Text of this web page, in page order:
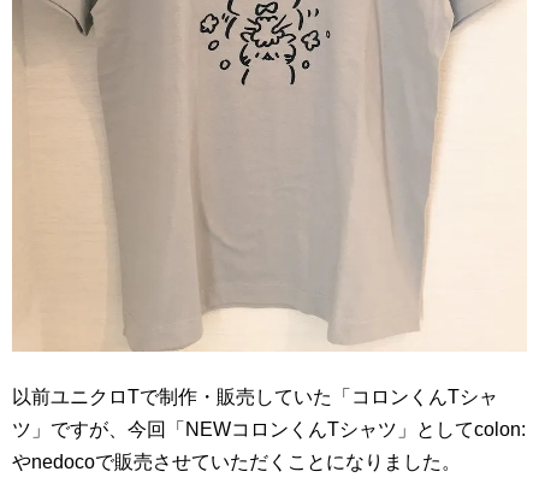
以前ユニクロTで制作・販売していた「コロンくんTシャ
ツ」ですが、今回「NEWコロンくんTシャツ」としてcolon:
やnedocoで販売させていただくことになりました。